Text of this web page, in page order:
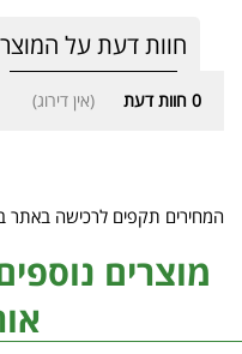
חוות דעת על המוצר
0 חוות דעת (אין דירוג)
המחירים תקפים לרכישה באתר
מוצרים